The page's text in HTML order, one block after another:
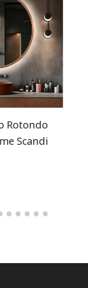
Rotondo
Scandi